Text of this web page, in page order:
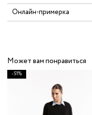
Онлайн-примерка
Может вам понравиться
-51%